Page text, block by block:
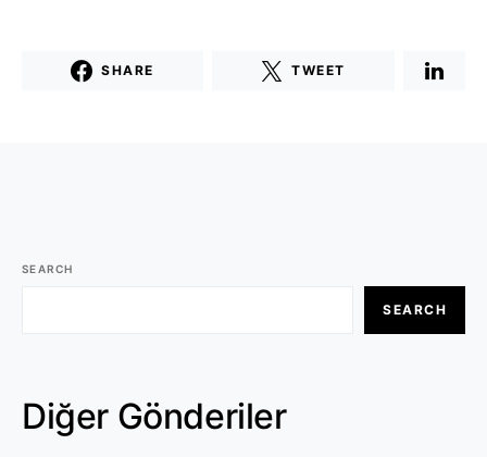
SHARE TWEET
SEARCH
SEARCH
Diğer Gönderiler